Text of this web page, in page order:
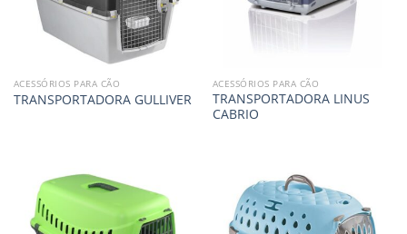
ACESSÓRIOS PARA CÃO
TRANSPORTADORA GULLIVER
ACESSÓRIOS PARA CÃO
TRANSPORTADORA LINUS
CABRIO